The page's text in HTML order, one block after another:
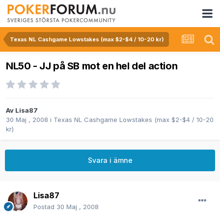
Texas NL Cashgame Lowstakes (max $2-$4 / 10-20 kr)
NL50 - JJ på SB mot en hel del action
Av Lisa87
30 Maj , 2008 i Texas NL Cashgame Lowstakes (max $2-$4 / 10-20
kr)
Svara i ämne
Lisa87
Postad 30 Maj , 2008